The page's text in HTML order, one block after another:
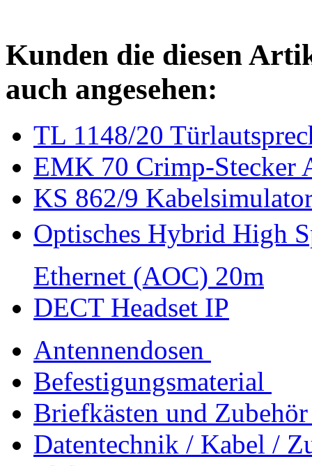
Kunden die diesen
auch angesehen:
TL 1148/20
EMK 70 Crimp-Stecker
KS 862/9
Optisches Hybrid High
Ethernet (AOC) 20m
DECT Headset IP
Antennendosen
Befestigungsmaterial
Briefkästen und Zubehör
Datentechnik / Kabel /